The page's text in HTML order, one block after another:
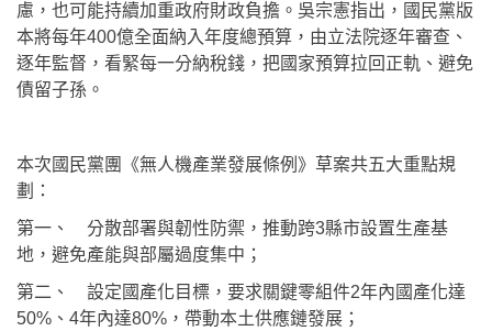
慮，也可能持續加重政府財政負擔。吳宗憲指出，國民黨版
本將每年400億全面納入年度總預算，由立法院逐年審查、
逐年監督，看緊每一分納稅錢，把國家預算拉回正軌、避免
債留子孫。
本次國民黨團《無人機產業發展條例》草案共五大重點規
劃：
第一、 分散部署與韌性防禦，推動跨3縣市設置生產基
地，避免產能與部屬過度集中；
第二、 設定國產化目標，要求關鍵零組件2年內國產化達
50%、4年內達80%，帶動本土供應鏈發展；